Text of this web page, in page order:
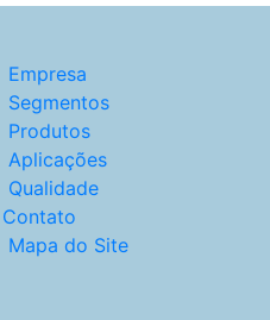
Empresa
Segmentos
Produtos
Aplicações
Qualidade
Contato
Mapa do Site